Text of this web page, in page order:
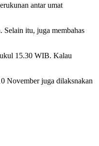
antar umat
Selain itu, juga membahas
15.30 WIB. Kalau
November juga dilaksnakan